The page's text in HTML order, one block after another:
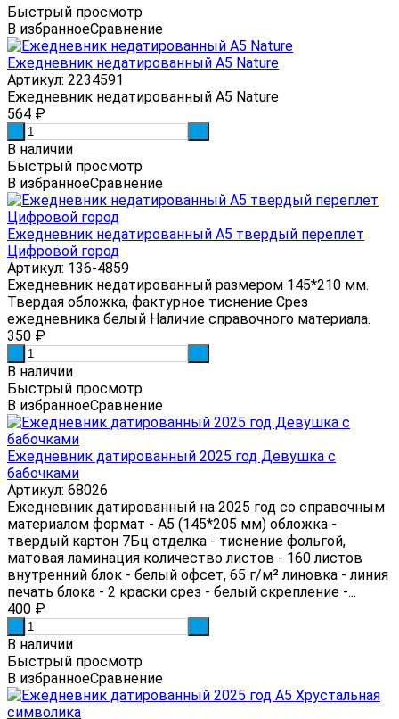
Быстрый просмотр
В избранноеСравнение
Ежедневник недатированный А5 Nature
Артикул: 2234591
Ежедневник недатированный А5 Nature
564 ₽
В наличии
Быстрый просмотр
В избранноеСравнение
Ежедневник недатированный А5 твердый переплет
Цифровой город
Артикул: 136-4859
Ежедневник недатированный размером 145*210 мм.
Твердая обложка, фактурное тиснение Срез
ежедневника белый Наличие справочного материала.
350 ₽
В наличии
Быстрый просмотр
В избранноеСравнение
Ежедневник датированный 2025 год Девушка с
бабочками
Артикул: 68026
Ежедневник датированный на 2025 год со справочным
материалом формат - А5 (145*205 мм) обложка -
твердый картон 7Бц отделка - тиснение фольгой,
матовая ламинация количество листов - 160 листов
внутренний блок - белый офсет, 65 г/м² линовка - линия
печать блока - 2 краски срез - белый скрепление -...
400 ₽
В наличии
Быстрый просмотр
В избранноеСравнение